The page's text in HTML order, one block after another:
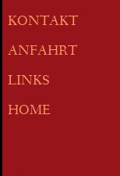
KONTAKT
ANFAHRT
LINKS
HOME